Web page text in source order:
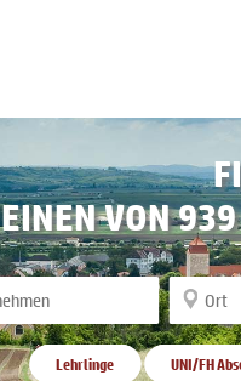
EINEN VON939
Lehrlinge UNI/FH